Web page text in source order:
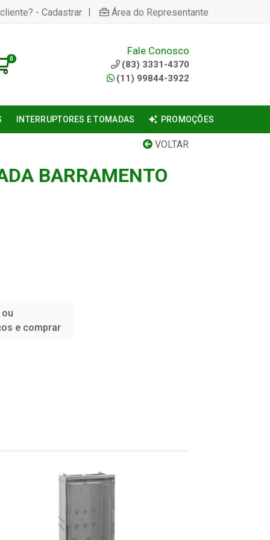
- Cadastrar | Área do Representante
0
Fale Conosco
(83) 3331-4370
(11) 99844-3922
INTERRUPTORES E TOMADAS PROMOÇÕES
VOLTAR
BARRAMENTO
e comprar